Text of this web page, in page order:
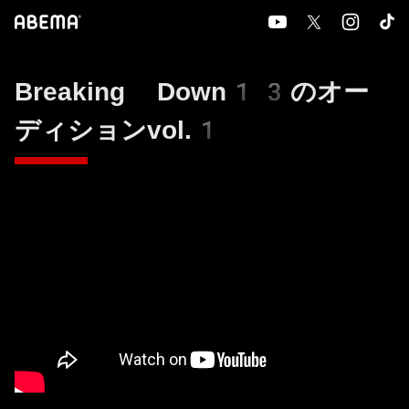
Breaking Down13のオー
ディションvol.1